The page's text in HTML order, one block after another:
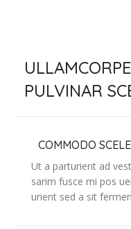
PULVINAR
COMMODO
Ut a parturient ad
sarim fusce mi pos
urient sed a sit